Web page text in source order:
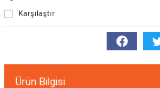
Karşılaştır
Ürün Bilgisi